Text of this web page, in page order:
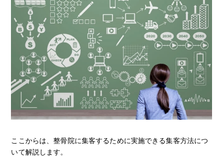
ここからは、整骨院に集客するために実施できる集客方法につ
いて解説します。